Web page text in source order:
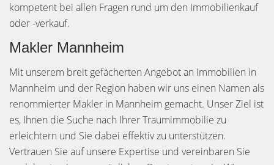
kompetent bei allen Fragen rund um den Immobilienkauf
oder -verkauf.
Makler Mannheim
Mit unserem breit gefächerten Angebot an Immobilien in
Mannheim und der Region haben wir uns einen Namen als
renommierter Makler in Mannheim gemacht. Unser Ziel ist
es, Ihnen die Suche nach Ihrer Traumimmobilie zu
erleichtern und Sie dabei effektiv zu unterstützen.
Vertrauen Sie auf unsere Expertise und vereinbaren Sie